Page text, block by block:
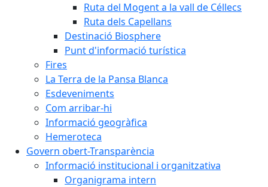
Ruta del Mogent a la vall de Céllecs
Ruta dels Capellans
Destinació Biosphere
Punt d'informació turística
Fires
La Terra de la Pansa Blanca
Esdeveniments
Com arribar-hi
Informació geogràfica
Hemeroteca
Govern obert-Transparència
Informació institucional i organitzativa
Organigrama intern